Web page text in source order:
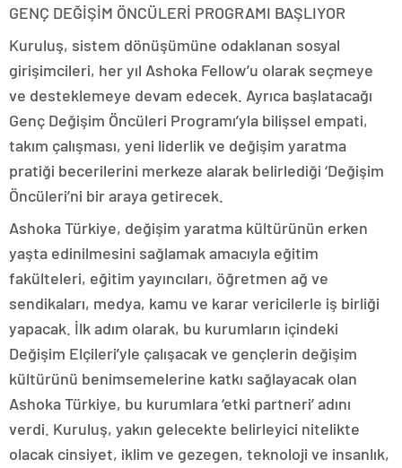
GENÇ DEĞİŞİM ÖNCÜLERİ PROGRAMI BAŞLIYOR
Kuruluş, sistem dönüşümüne odaklanan sosyal
girişimcileri, her yıl Ashoka Fellow’u olarak seçmeye
ve desteklemeye devam edecek. Ayrıca başlatacağı
Genç Değişim Öncüleri Programı’yla bilişsel empati,
takım çalışması, yeni liderlik ve değişim yaratma
pratiği becerilerini merkeze alarak belirlediği ‘Değişim
Öncüleri’ni bir araya getirecek.
Ashoka Türkiye, değişim yaratma kültürünün erken
yaşta edinilmesini sağlamak amacıyla eğitim
fakülteleri, eğitim yayıncıları, öğretmen ağ ve
sendikaları, medya, kamu ve karar vericilerle iş birliği
yapacak. İlk adım olarak, bu kurumların içindeki
Değişim Elçileri’yle çalışacak ve gençlerin değişim
kültürünü benimsemelerine katkı sağlayacak olan
Ashoka Türkiye, bu kurumlara ‘etki partneri’ adını
verdi. Kuruluş, yakın gelecekte belirleyici nitelikte
olacak cinsiyet, iklim ve gezegen, teknoloji ve insanlık,